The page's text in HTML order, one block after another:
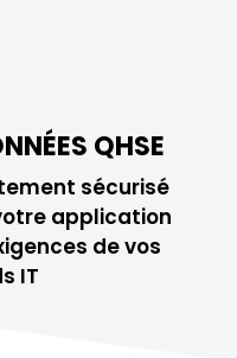
QHSE
sécurisé
application
de vos
IT